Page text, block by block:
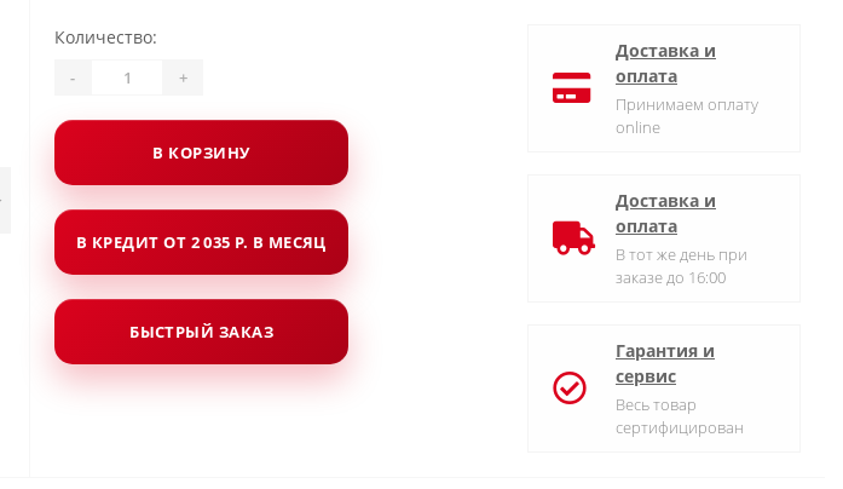
Количество:
- +
В КОРЗИНУ
В КРЕДИТ ОТ 2 035 Р. В МЕСЯЦ
БЫСТРЫЙ ЗАКАЗ
Доставка и
оплата
Принимаем оплату
online
Доставка и
оплата
В тот же день при
заказе до 16:00
Гарантия и
сервис
Весь товар
сертифицирован